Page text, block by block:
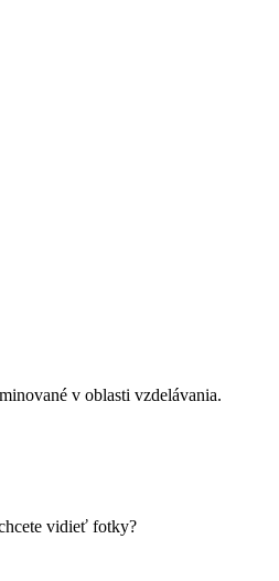
v oblasti vzdelávania.
vidieť fotky?